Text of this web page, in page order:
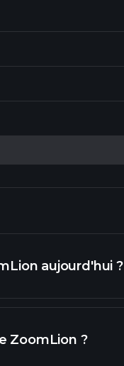
aujourd'hui ?
ZoomLion ?